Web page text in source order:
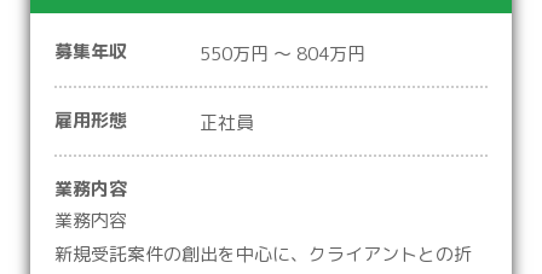
募集年収 550万円 ～ 804万円
雇用形態 正社員
業務内容
業務内容
新規受託案件の創出を中心に、クライアントとの折